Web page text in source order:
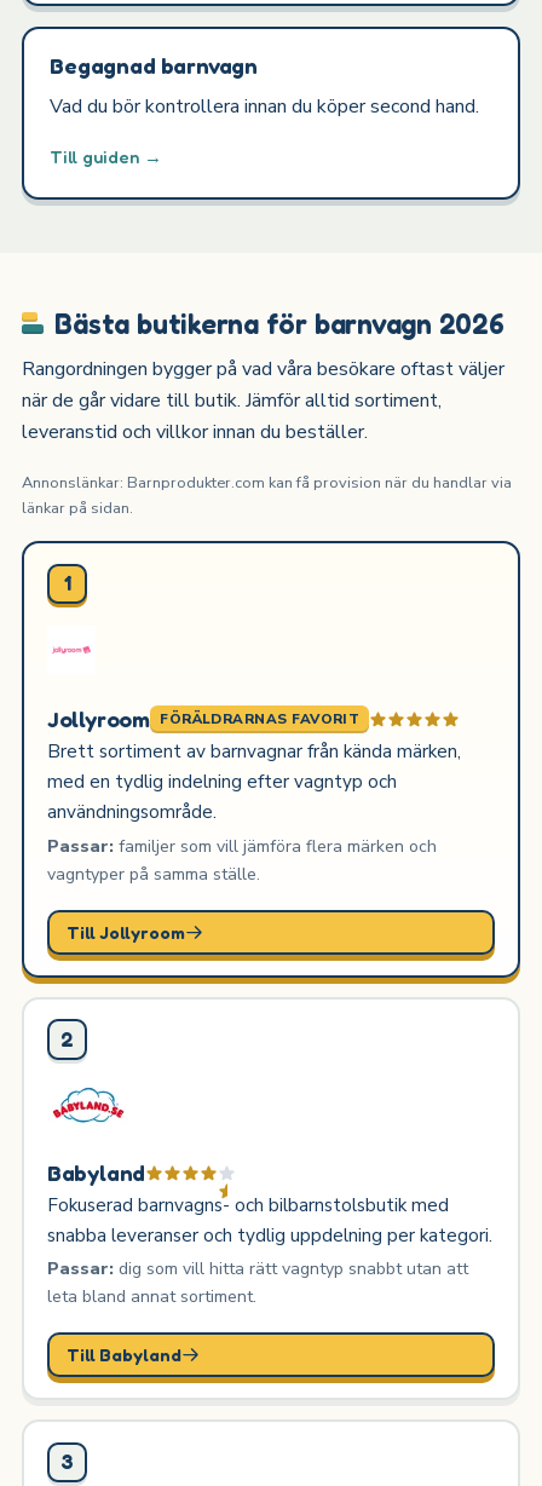
Begagnad barnvagn
Vad du bör kontrollera innan du köper second hand.
Till guiden →
Bästa butikerna för barnvagn 2026
Rangordningen bygger på vad våra besökare oftast väljer
när de går vidare till butik. Jämför alltid sortiment,
leveranstid och villkor innan du beställer.
Annonslänkar: Barnprodukter.com kan få provision när du handlar via
länkar på sidan.
1
Jollyroom FÖRÄLDRARNAS FAVORIT
Brett sortiment av barnvagnar från kända märken,
med en tydlig indelning efter vagntyp och
användningsområde.
Passar:familjer som vill jämföra flera märken och
vagntyper på samma ställe.
Till Jollyroom
2
Babyland
Fokuserad barnvagns- och bilbarnstolsbutik med
snabba leveranser och tydlig uppdelning per kategori.
Passar:dig som vill hitta rätt vagntyp snabbt utan att
leta bland annat sortiment.
Till Babyland
3